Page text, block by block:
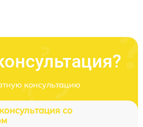
консультацию
со